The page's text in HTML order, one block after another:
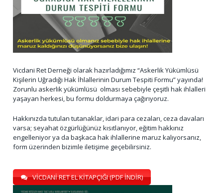
Vicdani Ret Derneği olarak hazırladığımız “Askerlik Yükümlüsü
Kişilerin Uğradığı Hak İhlallerinin Durum Tespiti Formu” yayında!
Zorunlu askerlik yükümlüsü olması sebebiyle çeşitli hak ihlalleri
yaşayan herkesi, bu formu doldurmaya çağırıyoruz.
Hakkınızda tutulan tutanaklar, idari para cezaları, ceza davaları
varsa; seyahat özgürlüğünüz kısıtlanıyor, eğitim hakkınız
engelleniyor ya da başkaca hak ihlallerine maruz kalıyorsanız,
form üzerinden bizimle iletişime geçebilirsiniz.
VİCDANİ RET EL KİTAPÇIĞI (PDF İNDİR)